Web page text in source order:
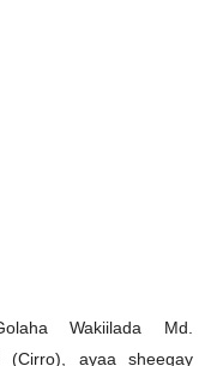
Wakiilada Md.
(Cirro), ayaa sheegay